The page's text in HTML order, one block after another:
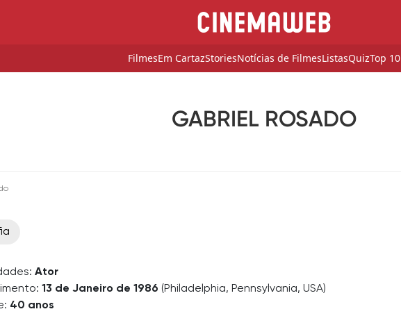
FilmesEm CartazStoriesNotícias de FilmesListasQuizTop 10
GABRIEL ROSADO
Ator
13 de Janeiro de 1986 (Philadelphia, Pennsylvania, USA)
40 anos